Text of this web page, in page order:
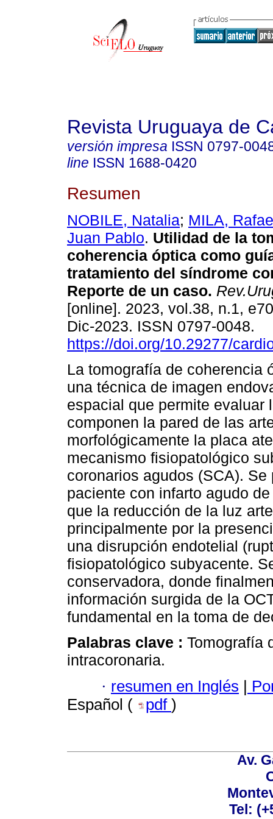
Revista Uruguaya de
versión impresa ISSN 0797-
line ISSN 1688-0420
Resumen
NOBILE, Natalia; MILA,
Juan Pablo. Utilidad de la
coherencia óptica como
tratamiento del síndrome
Reporte de un caso.
[online]. 2023, vol.38, n.1,
Dic-2023. ISSN 0797-0048.
https://doi.org/10.29277/
La tomografía de coherencia
una técnica de imagen
espacial que permite evaluar
componen la pared de las
morfológicamente la placa
mecanismo fisiopatológico
coronarios agudos (SCA).
paciente con infarto agudo
que la reducción de la luz
principalmente por la
una disrupción endotelial
fisiopatológico subyacente.
conservadora, donde
información surgida de la
fundamental en la toma de
Palabras clave : Tomografía
intracoronaria.
· resumen en Inglés |
Español (
pdf )
Av.
Tel: